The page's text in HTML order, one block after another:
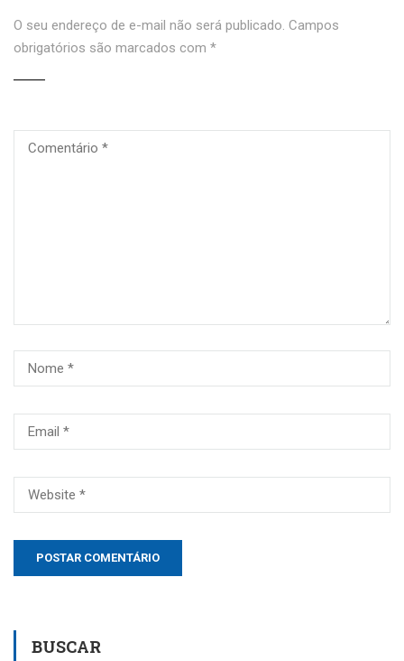
O seu endereço de e-mail não será publicado. Campos
obrigatórios são marcados com *
BUSCAR